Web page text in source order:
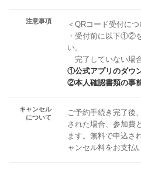
注意事項
＜QRコード受付につ
・受付前に以下①②
い。
完了していない場
①公式アプリのダウ
②本人確認書類の事
キャンセル
について
ご予約手続き完了後
された場合、参加費
ます。無料で申込さ
ャンセル料をお支払